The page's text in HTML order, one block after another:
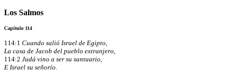
Los Salmos
Capítulo 114
114:1 Cuando salió Israel de Egipto,
La casa de Jacob del pueblo extranjero,
114:2 Judá vino a ser su santuario,
E Israel su señorío.